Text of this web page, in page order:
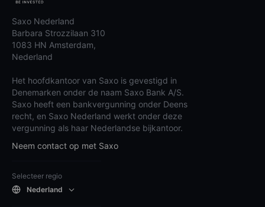
Saxo Nederland
Barbara Strozzilaan 310
1083 HN Amsterdam,
Nederland
Het hoofdkantoor van Saxo is gevestigd in
Denemarken onder de naam Saxo Bank A/S.
Saxo heeft een bankvergunning onder Deens
recht, en Saxo Nederland werkt onder deze
vergunning als haar Nederlandse bijkantoor.
Neem contact op met Saxo
Selecteer regio
Nederland